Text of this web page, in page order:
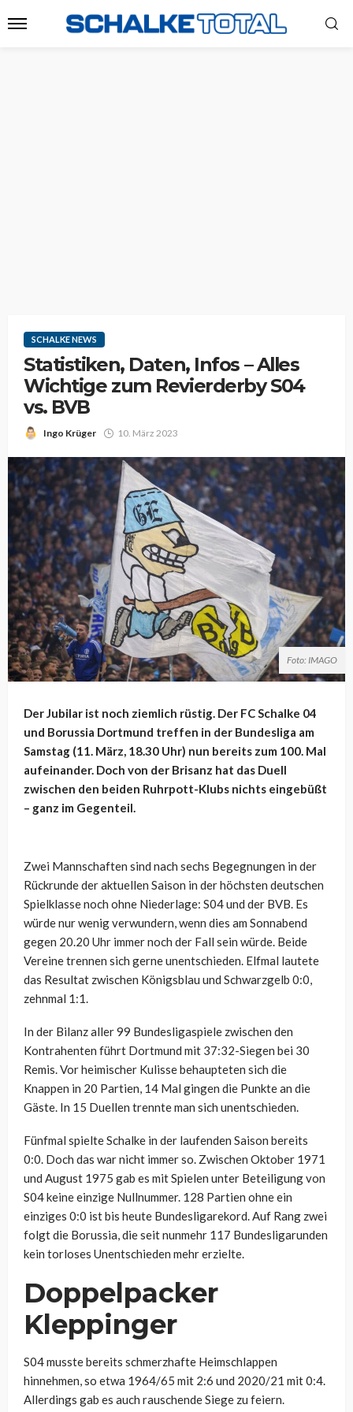
SCHALKE NEWS
Statistiken, Daten, Infos – Alles
Wichtige zum Revierderby S04
vs. BVB
Ingo Krüger 10. März 2023
Foto: IMAGO
Der Jubilar ist noch ziemlich rüstig. Der FC Schalke 04
und Borussia Dortmund treffen in der Bundesliga am
Samstag (11. März, 18.30 Uhr) nun bereits zum 100. Mal
aufeinander. Doch von der Brisanz hat das Duell
zwischen den beiden Ruhrpott-Klubs nichts eingebüßt
– ganz im Gegenteil.
Zwei Mannschaften sind nach sechs Begegnungen in der
Rückrunde der aktuellen Saison in der höchsten deutschen
Spielklasse noch ohne Niederlage: S04 und der BVB. Es
würde nur wenig verwundern, wenn dies am Sonnabend
gegen 20.20 Uhr immer noch der Fall sein würde. Beide
Vereine trennen sich gerne unentschieden. Elfmal lautete
das Resultat zwischen Königsblau und Schwarzgelb 0:0,
zehnmal 1:1.
In der Bilanz aller 99 Bundesligaspiele zwischen den
Kontrahenten führt Dortmund mit 37:32-Siegen bei 30
Remis. Vor heimischer Kulisse behaupteten sich die
Knappen in 20 Partien, 14 Mal gingen die Punkte an die
Gäste. In 15 Duellen trennte man sich unentschieden.
Fünfmal spielte Schalke in der laufenden Saison bereits
0:0. Doch das war nicht immer so. Zwischen Oktober 1971
und August 1975 gab es mit Spielen unter Beteiligung von
S04 keine einzige Nullnummer. 128 Partien ohne ein
einziges 0:0 ist bis heute Bundesligarekord. Auf Rang zwei
folgt die Borussia, die seit nunmehr 117 Bundesligarunden
kein torloses Unentschieden mehr erzielte.
Doppelpacker
Kleppinger
S04 musste bereits schmerzhafte Heimschlappen
hinnehmen, so etwa 1964/65 mit 2:6 und 2020/21 mit 0:4.
Allerdings gab es auch rauschende Siege zu feiern.